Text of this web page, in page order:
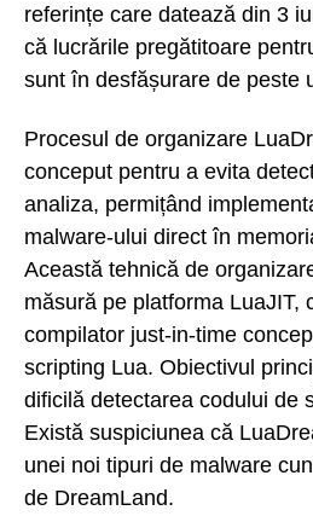
referințe care datează din 3
că lucrările pregătitoare
sunt în desfășurare de peste
Procesul de organizare
conceput pentru a evita
analiza, permițând
malware-ului direct în
Această tehnică de
măsură pe platforma LuaJIT,
compilator just-in-time
scripting Lua. Obiectivul
dificilă detectarea codului de
Există suspiciunea că
unei noi tipuri de malware
de DreamLand.